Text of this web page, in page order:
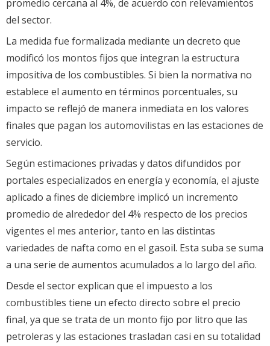
promedio cercana al 4%, de acuerdo con relevamientos
del sector.
La medida fue formalizada mediante un decreto que
modificó los montos fijos que integran la estructura
impositiva de los combustibles. Si bien la normativa no
establece el aumento en términos porcentuales, su
impacto se reflejó de manera inmediata en los valores
finales que pagan los automovilistas en las estaciones de
servicio.
Según estimaciones privadas y datos difundidos por
portales especializados en energía y economía, el ajuste
aplicado a fines de diciembre implicó un incremento
promedio de alrededor del 4% respecto de los precios
vigentes el mes anterior, tanto en las distintas
variedades de nafta como en el gasoil. Esta suba se suma
a una serie de aumentos acumulados a lo largo del año.
Desde el sector explican que el impuesto a los
combustibles tiene un efecto directo sobre el precio
final, ya que se trata de un monto fijo por litro que las
petroleras y las estaciones trasladan casi en su totalidad